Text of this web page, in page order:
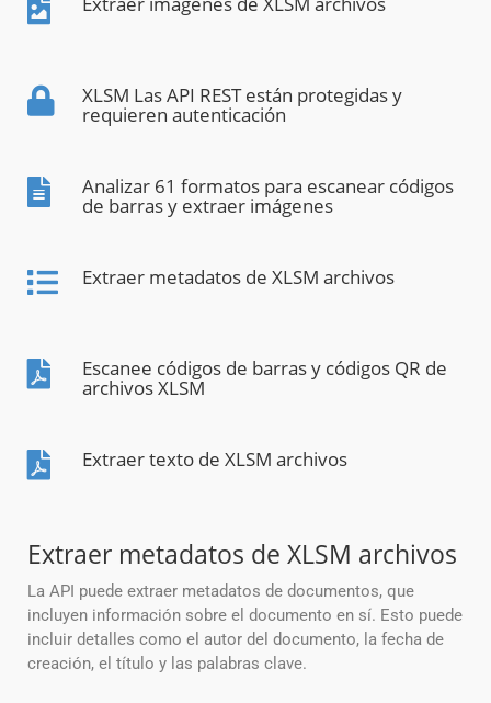
XLSM Las API REST están protegidas y
requieren autenticación
Analizar 61 formatos para escanear códigos
de barras y extraer imágenes
Extraer metadatos de XLSM archivos
Escanee códigos de barras y códigos QR de
archivos XLSM
Extraer texto de XLSM archivos
Extraer metadatos de XLSM archivos
La API puede extraer metadatos de documentos, que
incluyen información sobre el documento en sí. Esto puede
incluir detalles como el autor del documento, la fecha de
creación, el título y las palabras clave.